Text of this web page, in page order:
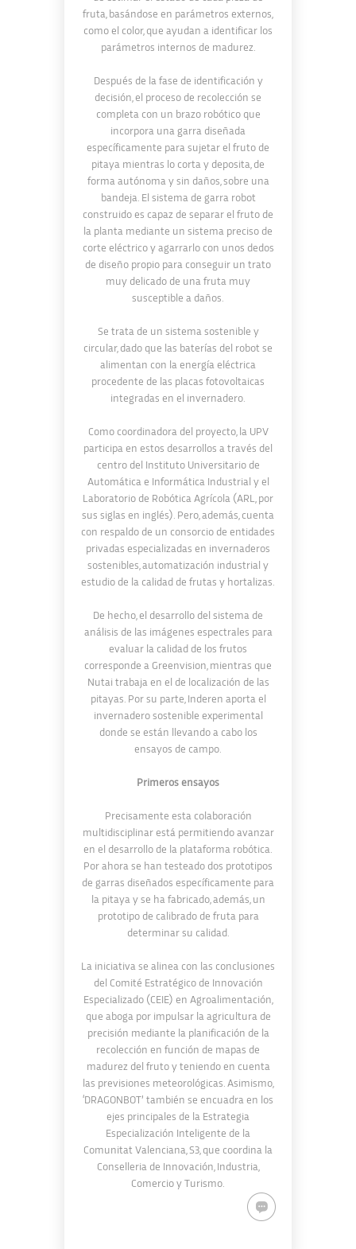
fruta, basándose en parámetros externos,
como el color, que ayudan a identificar los
parámetros internos de madurez.
Después de la fase de identificación y
decisión, el proceso de recolección se
completa con un brazo robótico que
incorpora una garra diseñada
específicamente para sujetar el fruto de
pitaya mientras lo corta y deposita, de
forma autónoma y sin daños, sobre una
bandeja. El sistema de garra robot
construido es capaz de separar el fruto de
la planta mediante un sistema preciso de
corte eléctrico y agarrarlo con unos dedos
de diseño propio para conseguir un trato
muy delicado de una fruta muy
susceptible a daños.
Se trata de un sistema sostenible y
circular, dado que las baterías del robot se
alimentan con la energía eléctrica
procedente de las placas fotovoltaicas
integradas en el invernadero.
Como coordinadora del proyecto, la UPV
participa en estos desarrollos a través del
centro del Instituto Universitario de
Automática e Informática Industrial y el
Laboratorio de Robótica Agrícola (ARL, por
sus siglas en inglés). Pero, además, cuenta
con respaldo de un consorcio de entidades
privadas especializadas en invernaderos
sostenibles, automatización industrial y
estudio de la calidad de frutas y hortalizas.
De hecho, el desarrollo del sistema de
análisis de las imágenes espectrales para
evaluar la calidad de los frutos
corresponde a Greenvision, mientras que
Nutai trabaja en el de localización de las
pitayas. Por su parte, Inderen aporta el
invernadero sostenible experimental
donde se están llevando a cabo los
ensayos de campo.
Primeros ensayos
Precisamente esta colaboración
multidisciplinar está permitiendo avanzar
en el desarrollo de la plataforma robótica.
Por ahora se han testeado dos prototipos
de garras diseñados específicamente para
la pitaya y se ha fabricado, además, un
prototipo de calibrado de fruta para
determinar su calidad.
La iniciativa se alinea con las conclusiones
del Comité Estratégico de Innovación
Especializado (CEIE) en Agroalimentación,
que aboga por impulsar la agricultura de
precisión mediante la planificación de la
recolección en función de mapas de
madurez del fruto y teniendo en cuenta
las previsiones meteorológicas. Asimismo,
‘DRAGONBOT’ también se encuadra en los
ejes principales de la Estrategia
Especialización Inteligente de la
Comunitat Valenciana, S3, que coordina la
Conselleria de Innovación, Industria,
Comercio y Turismo.